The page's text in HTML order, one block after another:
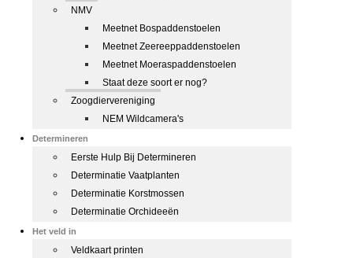
NMV
Meetnet Bospaddenstoelen
Meetnet Zeereeppaddenstoelen
Meetnet Moeraspaddenstoelen
Staat deze soort er nog?
Zoogdiervereniging
NEM Wildcamera's
Determineren
Eerste Hulp Bij Determineren
Determinatie Vaatplanten
Determinatie Korstmossen
Determinatie Orchideeën
Het veld in
Veldkaart printen